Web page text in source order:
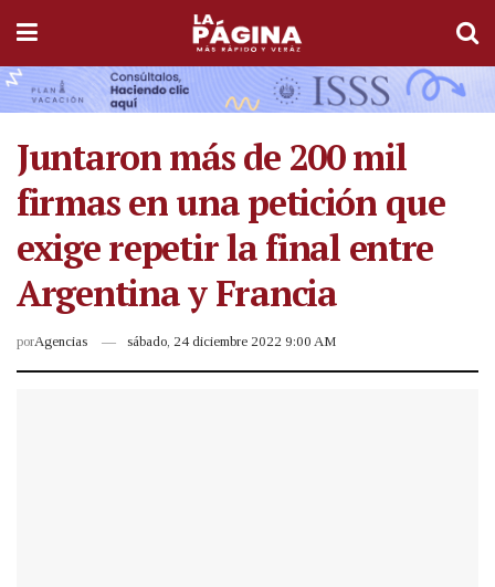
Juntaron más de 200 mil
firmas en una petición que
exige repetir la final entre
Argentina y Francia
porAgencias sábado, 24 diciembre 2022 9:00 AM